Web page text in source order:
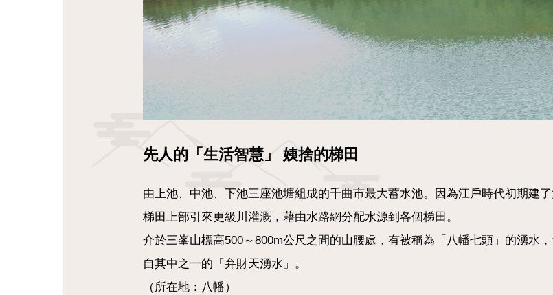
先人的「生活智慧」 姨捨的梯田
由上池、中池、下池三座池塘組成的千曲市最大蓄水池。因為江戶時代初期建
梯田上部引來更級川灌溉，藉由水路網分配水源到各個梯田。
介於三峯山標高500～800m公尺之間的山腰處，有被稱為「八幡七頭」的湧水
自其中之一的「弁財天湧水」。
（所在地：八幡）